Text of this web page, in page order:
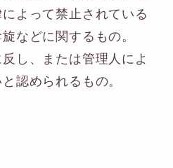
よって禁止されている
などに関するもの。
し、または管理人によ
認められるもの。